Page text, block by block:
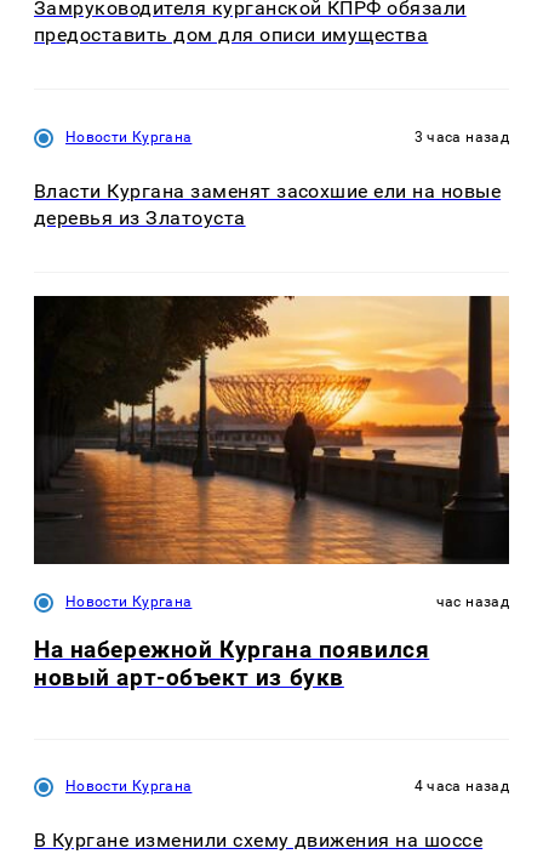
Замруководителя курганской КПРФ обязали
предоставить дом для описи имущества
Новости Кургана 3 часа назад
Власти Кургана заменят засохшие ели на новые
деревья из Златоуста
Новости Кургана час назад
На набережной Кургана появился
новый арт-объект из букв
Новости Кургана 4 часа назад
В Кургане изменили схему движения на шоссе